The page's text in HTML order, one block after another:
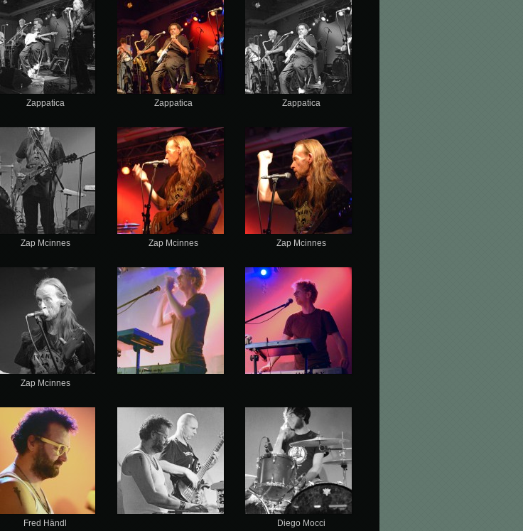
Zappatica Zappatica Zappatica
Zap Mcinnes Zap Mcinnes Zap Mcinnes
Zap Mcinnes
Fred Händl Diego Mocci